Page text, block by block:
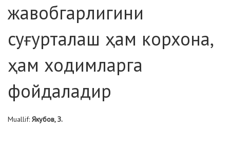
жавобгарлигини
суғурталаш ҳам корхона,
ҳам ходимларга
фойдаладир
Muallif: Якубов, З.